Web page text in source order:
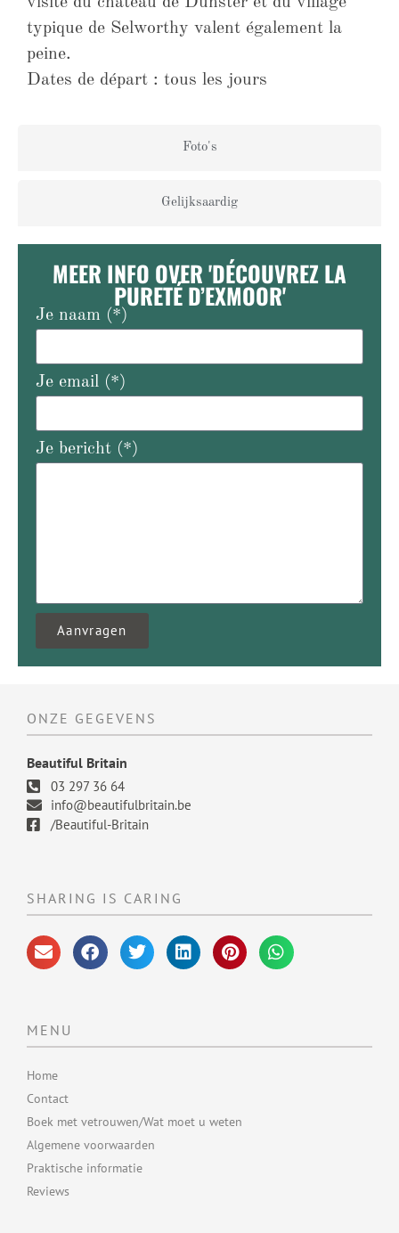
Foto's
Gelijksaardig
typique de Selworthy valent également la
peine.
Dates de départ : tous les jours
MEER INFO OVER 'DÉCOUVREZ LA
PURETÉ D’EXMOOR'
Je naam (*)
Je email (*)
Je bericht (*)
Aanvragen
ONZE GEGEVENS
Beautiful Britain
03 297 36 64
info@beautifulbritain.be
/Beautiful-Britain
SHARING IS CARING
MENU
Home
Contact
Boek met vetrouwen/Wat moet u weten
Algemene voorwaarden
Praktische informatie
Reviews